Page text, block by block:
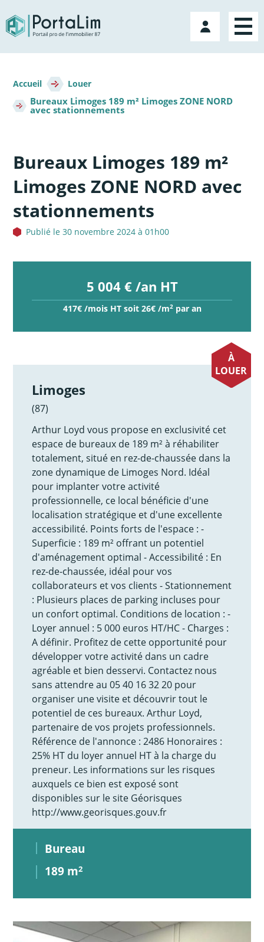
directement
au
contenu
Mon
compte
d'Ariane
Accueil Louer
Bureaux Limoges 189 m² Limoges ZONE NORD
avec stationnements
Bureaux Limoges 189 m²
Limoges ZONE NORD avec
stationnements
Publié le 30 novembre 2024 à 01h00
5 004 € /an HT
417€ /mois HT soit 26€ /m2par an
À
LOUER
Limoges
(87)
Arthur Loyd vous propose en exclusivité cet
espace de bureaux de 189 m² à réhabiliter
totalement, situé en rez-de-chaussée dans la
zone dynamique de Limoges Nord. Idéal
pour implanter votre activité
professionnelle, ce local bénéficie d'une
localisation stratégique et d'une excellente
accessibilité. Points forts de l'espace : -
Superficie : 189 m² offrant un potentiel
d'aménagement optimal - Accessibilité : En
rez-de-chaussée, idéal pour vos
collaborateurs et vos clients - Stationnement
: Plusieurs places de parking incluses pour
un confort optimal. Conditions de location : -
Loyer annuel : 5 000 euros HT/HC - Charges :
A définir. Profitez de cette opportunité pour
développer votre activité dans un cadre
agréable et bien desservi. Contactez nous
sans attendre au 05 40 16 32 20 pour
organiser une visite et découvrir tout le
potentiel de ces bureaux. Arthur Loyd,
partenaire de vos projets professionnels.
Référence de l'annonce : 2486 Honoraires :
25% HT du loyer annuel HT à la charge du
preneur. Les informations sur les risques
auxquels ce bien est exposé sont
disponibles sur le site Géorisques
http://www.georisques.gouv.fr
Bureau
189 m2